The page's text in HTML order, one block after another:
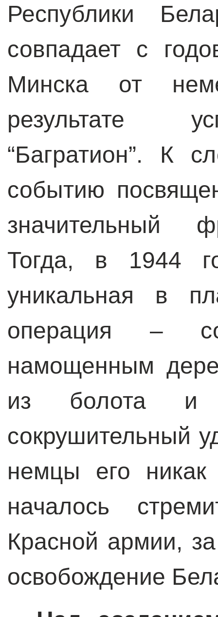
Республики
совпадает с
Минска от
результате
“Багратион”. К
событию
значительный
Тогда, в 1944
уникальная в
операция –
намощенным
из болота и
сокрушительный
немцы его
началось
Красной армии,
освобождение